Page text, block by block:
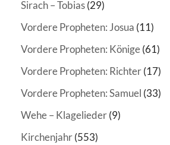
Sirach – Tobias(29)
Vordere Propheten: Josua (11)
Vordere Propheten: Könige(61)
Vordere Propheten: Richter(17)
Vordere Propheten: Samuel (33)
Wehe – Klagelieder(9)
Kirchenjahr(553)